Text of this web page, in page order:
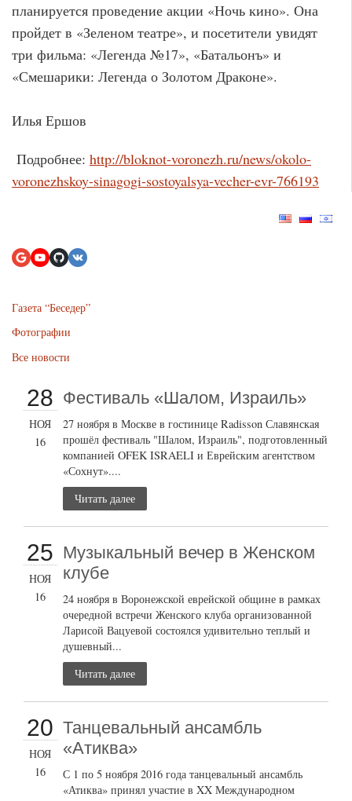
планируется проведение акции «Ночь кино». Она
пройдет в «Зеленом театре», и посетители увидят
три фильма: «Легенда №17», «Батальонъ» и
«Смешарики: Легенда о Золотом Драконе».
Илья Ершов
Подробнее: http://bloknot-voronezh.ru/news/okolo-
voronezhskoy-sinagogi-sostoyalsya-vecher-evr-766193
Газета “Беседер”
Фотографии
Все новости
28
НОЯ
16
Фестиваль «Шалом, Израиль»
27 ноября в Москве в гостинице Radisson Славянская
прошёл фестиваль "Шалом, Израиль", подготовленный
компанией OFEK ISRAELI и Еврейским агентством
«Сохнут»....
Читать далее
25
НОЯ
16
Музыкальный вечер в Женском
клубе
24 ноября в Воронежской еврейской общине в рамках
очередной встречи Женского клуба организованной
Ларисой Вацуевой состоялся удивительно теплый и
душевный...
Читать далее
20
НОЯ
16
Танцевальный ансамбль
«Атиква»
С 1 по 5 ноября 2016 года танцевальный ансамбль
«Атиква» принял участие в XX Международном